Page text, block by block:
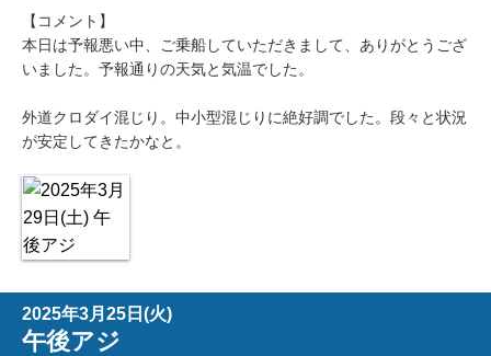
【コメント】
本日は予報悪い中、ご乗船していただきまして、ありがとうござ
いました。予報通りの天気と気温でした。
外道クロダイ混じり。中小型混じりに絶好調でした。段々と状況
が安定してきたかなと。
2025年3月25日(火)
午後アジ